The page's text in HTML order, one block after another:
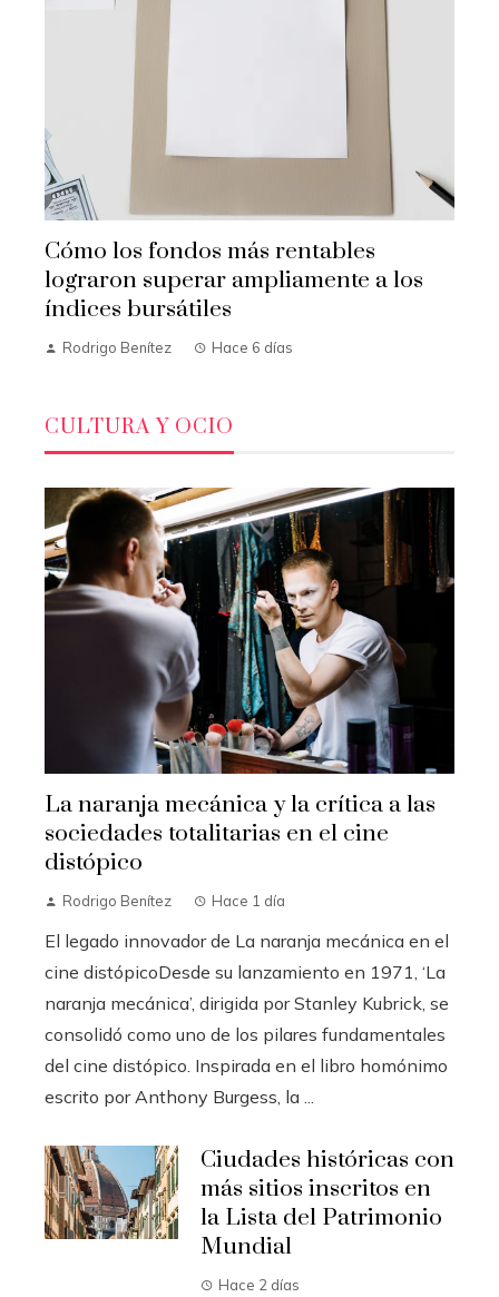
Cómo los fondos más rentables
lograron superar ampliamente a los
índices bursátiles
Rodrigo Benítez Hace 6 días
CULTURA Y OCIO
La naranja mecánica y la crítica a las
sociedades totalitarias en el cine
distópico
Rodrigo Benítez Hace 1 día
El legado innovador de La naranja mecánica en el
cine distópicoDesde su lanzamiento en 1971, ‘La
naranja mecánica’, dirigida por Stanley Kubrick, se
consolidó como uno de los pilares fundamentales
del cine distópico. Inspirada en el libro homónimo
escrito por Anthony Burgess, la ...
Ciudades históricas con
más sitios inscritos en
la Lista del Patrimonio
Mundial
Hace 2 días